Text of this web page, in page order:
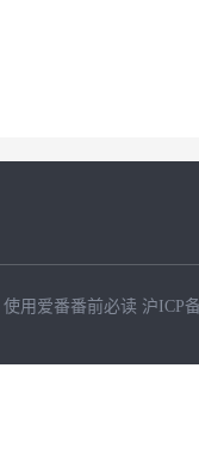
使用爱番番前必读 沪ICP